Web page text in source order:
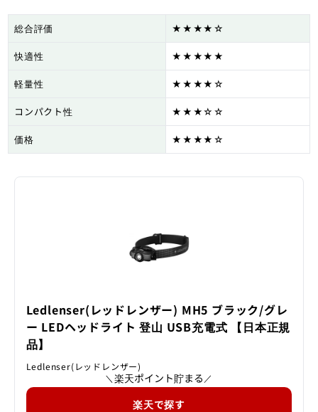
総合評価 ★★★★☆
快適性 ★★★★★
軽量性 ★★★★☆
コンパクト性 ★★★☆☆
価格 ★★★★☆
Ledlenser(レッドレンザー) MH5 ブラック/グレ
ー LEDヘッドライト 登山 USB充電式 【日本正規
品】
Ledlenser(レッドレンザー)
＼ 楽天ポイント貯まる ／
楽天で探す